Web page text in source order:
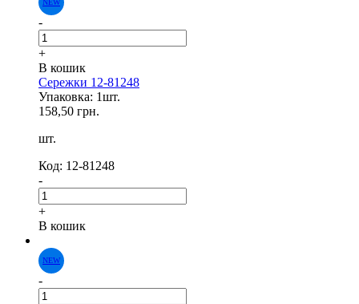
-
+
В кошик
Сережки 12-81248
Упаковка: 1шт.
158,50 грн.
шт.
Код: 12-81248
-
+
В кошик
-